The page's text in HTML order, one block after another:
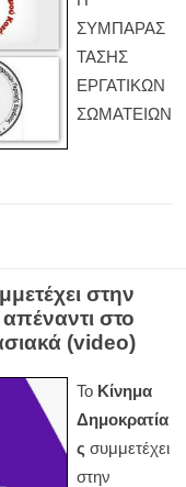
ΣΥΜΠΑΡΑΣ
ΤΑΣΗΣ
ΕΡΓΑΤΙΚΩΝ
ΣΩΜΑΤΕΙΩΝ
στην
στο
(video)
Το Κίνημα
Δημοκρατία
ς συμμετέχει
στην